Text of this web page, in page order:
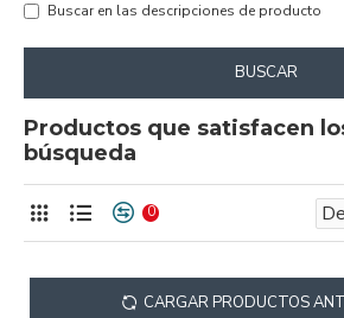
Buscar en las descripciones de producto
BUSCAR
Productos que satisfacen
búsqueda
0
CARGAR PRODUCTOS